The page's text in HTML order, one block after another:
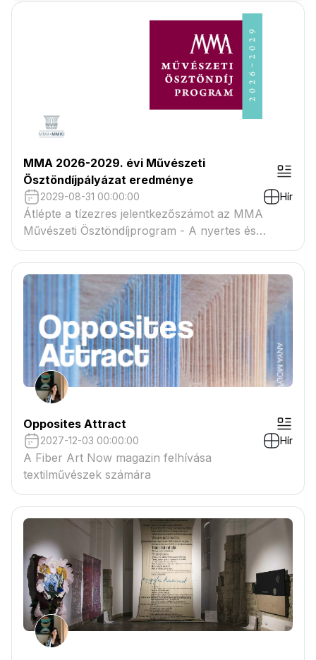
MMA 2026-2029. évi Művészeti
Ösztöndíjpályázat eredménye
2029-08-31 00:00:00 Hír
Átlépte a tízezres jelentkezőszámot az MMA
Művészeti Ösztöndíjprogram - A nyertes és
tartaléklistás pályázók névsora megtekinthető a
csatolmányban
Opposites Attract
2027-12-03 00:00:00 Hír
A Fiber Art Now magazin felhívása
textilművészek számára